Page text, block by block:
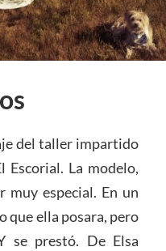
del taller impartido
Escorial. La modelo,
muy especial. En un
que ella posara, pero
se prestó. De Elsa